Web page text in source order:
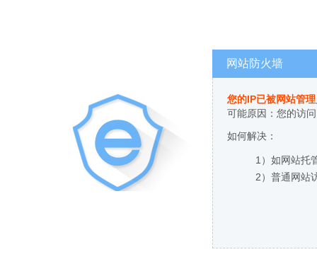
网站防火墙
您的IP已被网站管
可能原因：您的访
如何解决：
1）如网站托
2）普通网站